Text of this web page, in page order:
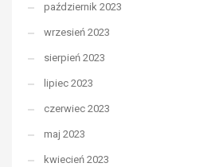
październik 2023
wrzesień 2023
sierpień 2023
lipiec 2023
czerwiec 2023
maj 2023
kwiecień 2023